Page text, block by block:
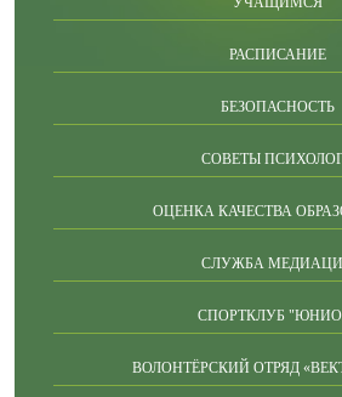
РАСПИСАНИЕ
БЕЗОПАСНОСТЬ
СОВЕТЫ
ОЦЕНКА КАЧЕСТВА
СЛУЖБА
СПОРТКЛУБ
ВОЛОНТЁРСКИЙ ОТРЯД